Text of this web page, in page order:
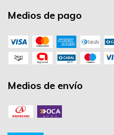
Medios de pago
Medios de envío